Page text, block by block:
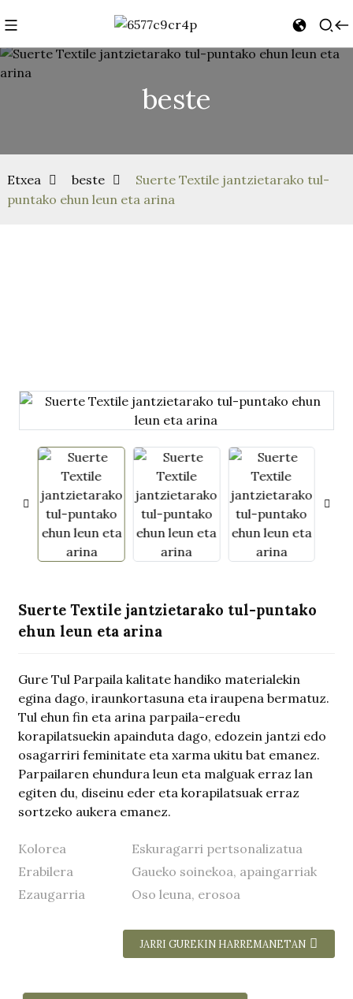
beste
Etxea beste
Suerte Textile jantzietarako tul-
puntako ehun leun eta arina
Suerte Textile jantzietarako tul-puntako
ehun leun eta arina
Gure Tul Parpaila kalitate handiko materialekin
egina dago, iraunkortasuna eta iraupena bermatuz.
Tul ehun fin eta arina parpaila-eredu
korapilatsuekin apainduta dago, edozein jantzi edo
osagarriri feminitate eta xarma ukitu bat emanez.
Parpailaren ehundura leun eta malguak erraz lan
egiten du, diseinu eder eta korapilatsuak erraz
sortzeko aukera emanez.
Kolorea
Eskuragarri pertsonalizatua
Erabilera
Gaueko soinekoa, apaingarriak
Ezaugarria
Oso leuna, erosoa
JARRI GUREKIN HARREMANETAN